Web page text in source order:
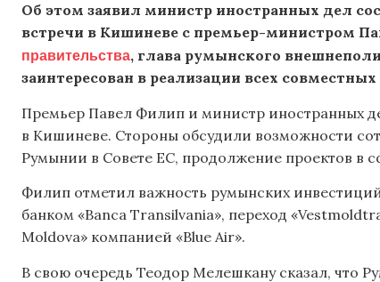
Об этом заявил министр иностранных дел
встречи в Кишиневе с премьер-министром
правительства, глава румынского
заинтересован в реализации всех
Премьер Павел Филип и министр иностранных
в Кишиневе. Стороны обсудили возможности
Румынии в Совете ЕС, продолжение проектов в
Филип отметил важность румынских
банком «Banca Transilvania», переход
Moldova» компанией «Blue Air».
В свою очередь Теодор Мелешкану сказал, что